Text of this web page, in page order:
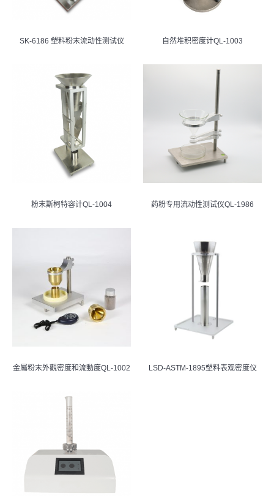
SK-6186 塑料粉末流动性测试仪 自然堆积密度计QL-1003
粉末斯柯特容计QL-1004 药粉专用流动性测试仪QL-1986
金屬粉末外觀密度和流動度QL-1002 LSD-ASTM-1895塑料表观密度仪